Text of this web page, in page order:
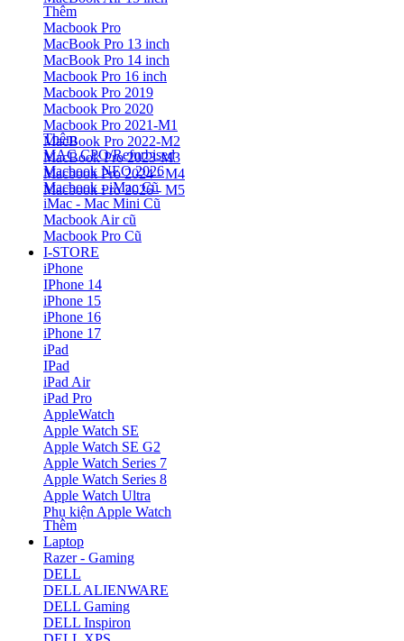
Thêm
Macbook Pro
MacBook Pro 13 inch
MacBook Pro 14 inch
Macbook Pro 16 inch
Macbook Pro 2019
Macbook Pro 2020
Macbook Pro 2021-M1
MacBook Pro 2022-M2
MacBook Pro 2023-M3
Macbook Pro 2024 - M4
Macbook Pro 2026 - M5
Thêm
MAC CPO/Refurbised
Macbook NEO 2026
Macbook - iMac Cũ
iMac - Mac Mini Cũ
Macbook Air cũ
Macbook Pro Cũ
I-STORE
iPhone
IPhone 14
iPhone 15
iPhone 16
iPhone 17
iPad
IPad
iPad Air
iPad Pro
AppleWatch
Apple Watch SE
Apple Watch SE G2
Apple Watch Series 7
Apple Watch Series 8
Apple Watch Ultra
Phụ kiện Apple Watch
Thêm
Laptop
Razer - Gaming
DELL
DELL ALIENWARE
DELL Gaming
DELL Inspiron